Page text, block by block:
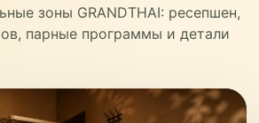
зоны GRANDTHAI: ресепшен,
парные программы и детали